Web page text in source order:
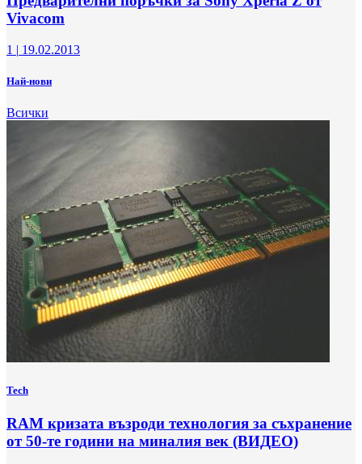
Vivacom
1 | 19.02.2013
Най-нови
Всички
Tech
RAM кризата възроди технология за съхранение
от 50-те години на миналия век (ВИДЕО)